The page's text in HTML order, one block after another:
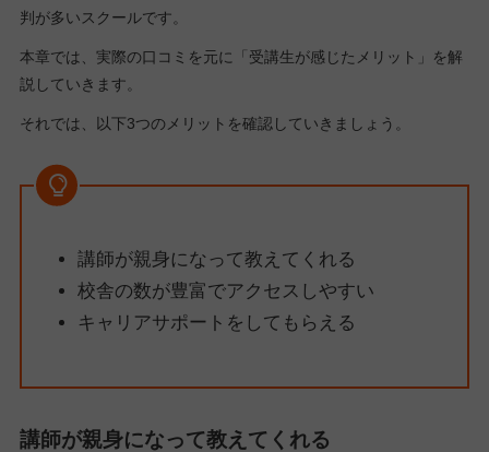
判が多いスクールです。
本章では、実際の口コミを元に「受講生が感じたメリット」を解
説していきます。
それでは、以下3つのメリットを確認していきましょう。
講師が親身になって教えてくれる
校舎の数が豊富でアクセスしやすい
キャリアサポートをしてもらえる
講師が親身になって教えてくれる